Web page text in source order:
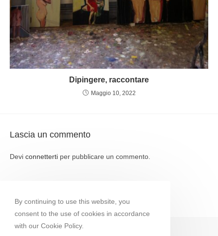
Dipingere, raccontare
Maggio 10, 2022
Lascia un commento
Devi connetterti per pubblicare un commento.
By continuing to use this website, you
consent to the use of cookies in accordance
with our Cookie Policy.